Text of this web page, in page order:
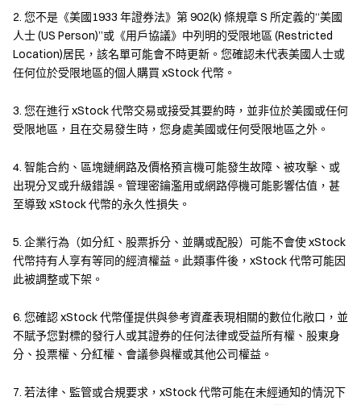
Futures Stocks New Token Airdrop Phase 12: Register to Claim 5 USDT, Up to 240 USDT Per Person
股票代幣 (Tokenized Stocks)
加密貨幣一樣，7×24 小時不間斷地買賣。在 Gate，我們為您提供
Ondo stocks 和 xStocks 兩種代幣化股票。透過 Gate，你不僅能
投資全球股票，更能體驗傳統金融與加密世界融合的全新方式。
什麼是股票代幣？
2. 您不是《美國1933 年證券法》第 902(k) 條規章 S 所定義的“美國
人士 (US Person)”或《用戶協議》中列明的受限地區 (Restricted
Location)居民，該名單可能會不時更新。您確認未代表美國人士或
任何位於受限地區的個人購買 xStock 代幣。
3. 您在進行 xStock 代幣交易或接受其要約時，並非位於美國或任何
受限地區，且在交易發生時，您身處美國或任何受限地區之外。
4. 智能合約、區塊鏈網路及價格預言機可能發生故障、被攻擊、或
出現分叉或升級錯誤。管理密鑰濫用或網路停機可能影響估值，甚
至導致 xStock 代幣的永久性損失。
5. 企業行為（如分紅、股票拆分、並購或配股）可能不會使 xStock
代幣持有人享有等同的經濟權益。此類事件後，xStock 代幣可能因
此被調整或下架。
6. 您確認 xStock 代幣僅提供與參考資產表現相關的數位化敞口，並
不賦予您對標的發行人或其證券的任何法律或受益所有權、股東身
分、投票權、分紅權、會議參與權或其他公司權益。
7. 若法律、監管或合規要求，xStock 代幣可能在未經通知的情況下